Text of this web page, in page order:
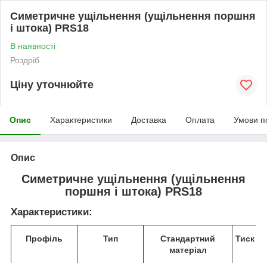
Симетричне ущільнення (ущільнення поршня
і штока) PRS18
В наявності
Роздріб
Ціну уточнюйте
Опис Характеристики Доставка Оплата Умови
Опис
Симетричне ущільнення (ущільнення
поршня і штока) PRS18
Характеристики:
Профіль Тип
Стандартний
матеріал
Тиск